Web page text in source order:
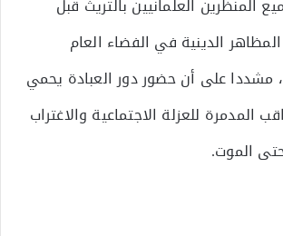
المنظّرين العلمانيين بالتريث قبل
الدينية في الفضاء العام
مشددا على أن حضور دور العبادة يحمي
المدمرة للعزلة الاجتماعية والاغتراب
الموت.